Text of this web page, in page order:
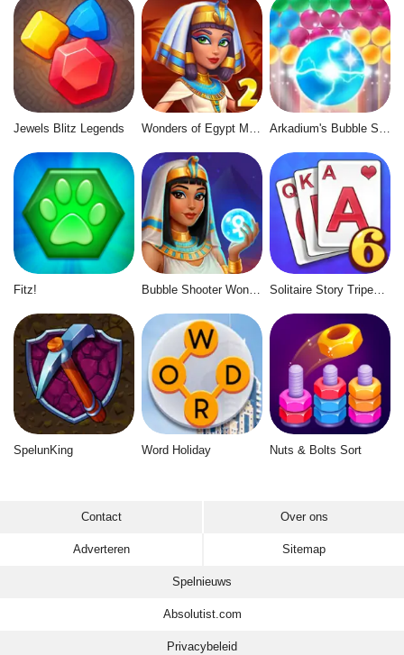
Jewels Blitz Legends Wonders of Egypt Match 2 Arkadium's Bubble Shooter
Fitz! Bubble Shooter Wonders of Egypt Solitaire Story Tripeaks 6
SpelunKing Word Holiday Nuts & Bolts Sort
Contact Over ons
Adverteren Sitemap
Spelnieuws
Absolutist.com
Privacybeleid